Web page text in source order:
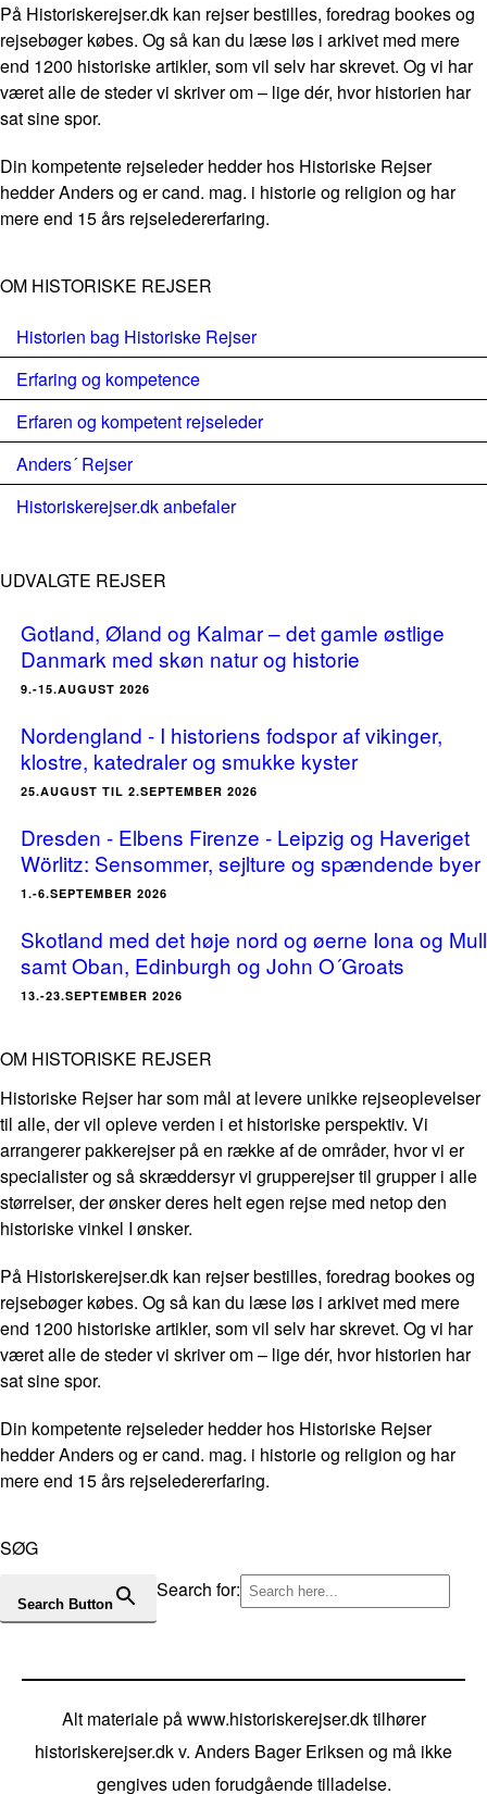
På Historiskerejser.dk kan rejser bestilles, foredrag bookes og
rejsebøger købes. Og så kan du læse løs i arkivet med mere
end 1200 historiske artikler, som vil selv har skrevet. Og vi har
været alle de steder vi skriver om – lige dér, hvor historien har
sat sine spor.
Din kompetente rejseleder hedder hos Historiske Rejser
hedder Anders og er cand. mag. i historie og religion og har
mere end 15 års rejseledererfaring.
OM HISTORISKE REJSER
Historien bag Historiske Rejser
Erfaring og kompetence
Erfaren og kompetent rejseleder
Anders´ Rejser
Historiskerejser.dk anbefaler
UDVALGTE REJSER
Gotland, Øland og Kalmar – det gamle østlige
Danmark med skøn natur og historie
9.-15.AUGUST 2026
Nordengland - I historiens fodspor af vikinger,
klostre, katedraler og smukke kyster
25.AUGUST TIL 2.SEPTEMBER 2026
Dresden - Elbens Firenze - Leipzig og Haveriget
Wörlitz: Sensommer, sejlture og spændende byer
1.-6.SEPTEMBER 2026
Skotland med det høje nord og øerne Iona og Mull
samt Oban, Edinburgh og John O´Groats
13.-23.SEPTEMBER 2026
OM HISTORISKE REJSER
Historiske Rejser har som mål at levere unikke rejseoplevelser
til alle, der vil opleve verden i et historiske perspektiv. Vi
arrangerer pakkerejser på en række af de områder, hvor vi er
specialister og så skræddersyr vi grupperejser til grupper i alle
størrelser, der ønsker deres helt egen rejse med netop den
historiske vinkel I ønsker.
På Historiskerejser.dk kan rejser bestilles, foredrag bookes og
rejsebøger købes. Og så kan du læse løs i arkivet med mere
end 1200 historiske artikler, som vil selv har skrevet. Og vi har
været alle de steder vi skriver om – lige dér, hvor historien har
sat sine spor.
Din kompetente rejseleder hedder hos Historiske Rejser
hedder Anders og er cand. mag. i historie og religion og har
mere end 15 års rejseledererfaring.
SØG
Search for:
Search Button
Alt materiale på www.historiskerejser.dk tilhører
historiskerejser.dk v. Anders Bager Eriksen og må ikke
gengives uden forudgående tilladelse.